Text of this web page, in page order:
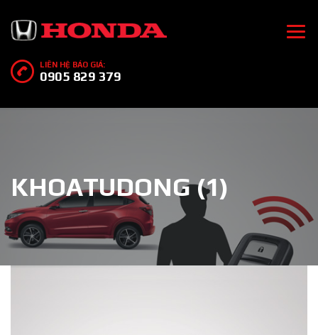
LIÊN HỆ BÁO GIÁ:
0905 829 379
KHOATUDONG (1)